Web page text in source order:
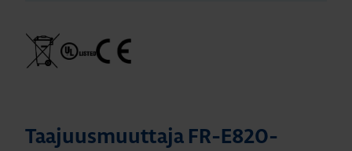
Taajuusmuuttaja FR-E820-